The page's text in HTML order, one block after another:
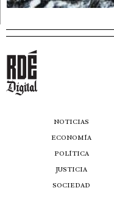
NOTICIAS
ECONOMÍA
POLÍTICA
JUSTICIA
SOCIEDAD